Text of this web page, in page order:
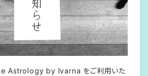
Astrology by Ivarna をご利用いた